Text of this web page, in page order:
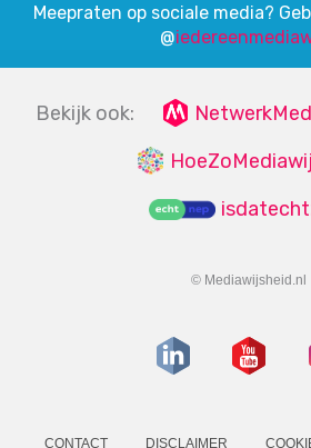
Meepraten op sociale media?
@
Bekijk ook:
© Mediawijsheid.nl
CONTACT DISCLAIMER